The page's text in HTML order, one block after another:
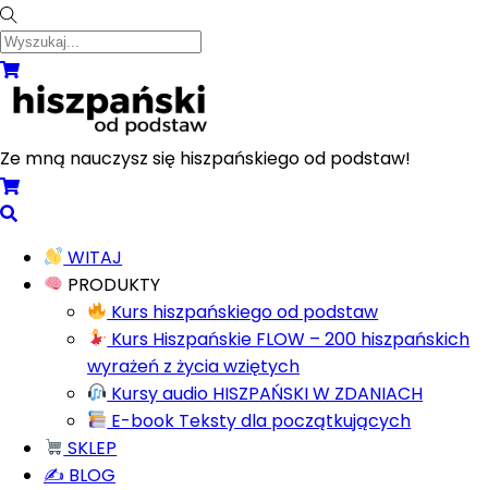
Skip
to
content
MenuKoszyk
Ze mną nauczysz się hiszpańskiego od podstaw!
Koszyk
WITAJ
PRODUKTY
Kurs hiszpańskiego od podstaw
Kurs Hiszpańskie FLOW – 200 hiszpańskich
wyrażeń z życia wziętych
Kursy audio HISZPAŃSKI W ZDANIACH
E-book Teksty dla początkujących
SKLEP
✍️ BLOG